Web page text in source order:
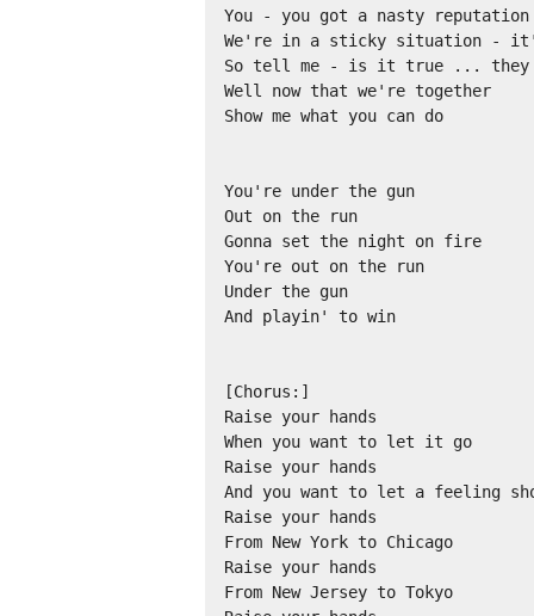
You - you got a nasty reputation
We're in a sticky situation - it's
So tell me - is it true ... they
Well now that we're together
Show me what you can do
You're under the gun
Out on the run
Gonna set the night on fire
You're out on the run
Under the gun
And playin' to win
[Chorus:]
Raise your hands
When you want to let it go
Raise your hands
And you want to let a feeling
Raise your hands
From New York to Chicago
Raise your hands
From New Jersey to Tokyo